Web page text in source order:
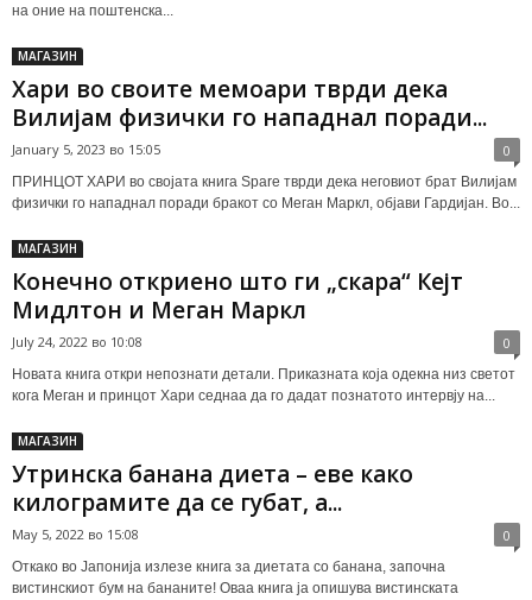
на оние на поштенска...
МАГАЗИН
Хари во своите мемоари тврди дека
Вилијам физички го нападнал поради...
January 5, 2023 во 15:05 0
ПРИНЦОТ ХАРИ во својата книга Spare тврди дека неговиот брат Вилијам
физички го нападнал поради бракот со Меган Маркл, објави Гардијан. Во...
МАГАЗИН
Конечно откриено што ги „скара“ Кејт
Мидлтон и Меган Маркл
July 24, 2022 во 10:08 0
Новата книга откри непознати детали. Приказната која одекна низ светот
кога Меган и принцот Хари седнаа да го дадат познатото интервју на...
МАГАЗИН
Утринска банана диета – еве како
килограмите да се губат, а...
May 5, 2022 во 15:08 0
Откако во Јапонија излезе книга за диетата со банана, започна
вистинскиот бум на бананите! Оваа книга ја опишува вистинската